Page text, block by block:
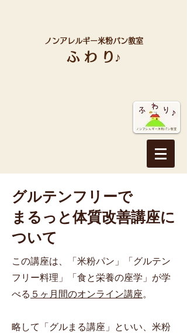
ノンアレルギー米粉パン教室
ふ わ り♪
グルテンフリーで
まるっと体質改善講座に
ついて
この講座は、「米粉パン」「グルテン
フリー料理」「食と栄養の座学」が学
べる ５ヶ月間のオンライン講座。
略して「グルまる講座」といい、米粉